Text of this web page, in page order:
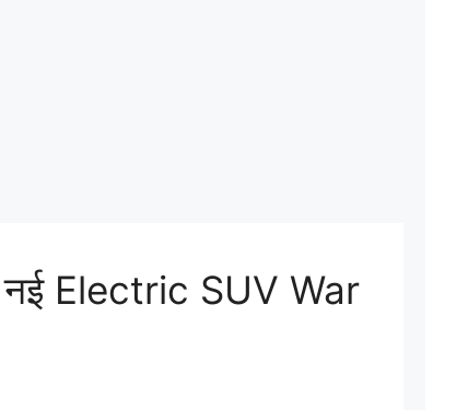
Electric SUV War